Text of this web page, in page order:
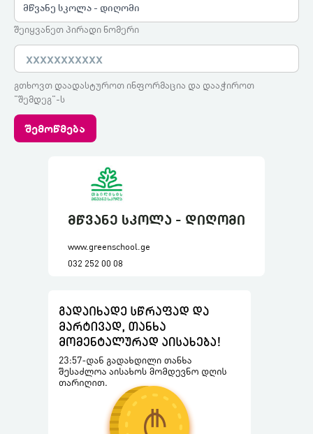
მწვანე სკოლა - დიღომი
შეიყვანეთ პირადი ნომერი
გთხოვთ დაადასტუროთ ინფორმაცია და დააჭიროთ
"შემდეგ"-ს
შემოწმება
მწვანე სკოლა - დიღომი
www.greenschool.ge
032 252 00 08